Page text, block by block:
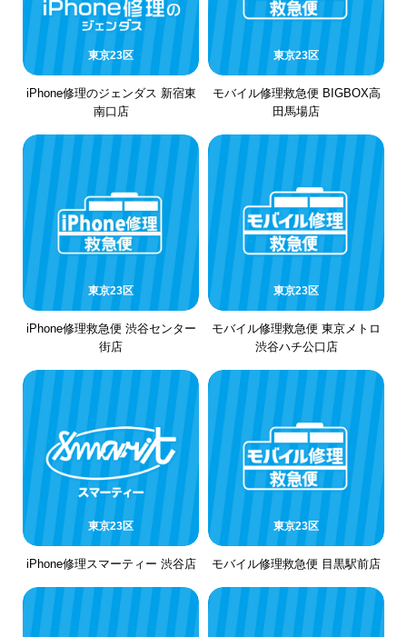
東京23区
iPhone修理のジェンダス 新宿東
南口店
東京23区
モバイル修理救急便 BIGBOX高
田馬場店
東京23区
iPhone修理救急便 渋谷センター
街店
東京23区
モバイル修理救急便 東京メトロ
渋谷ハチ公口店
東京23区
iPhone修理スマーティー 渋谷店
東京23区
モバイル修理救急便 目黒駅前店